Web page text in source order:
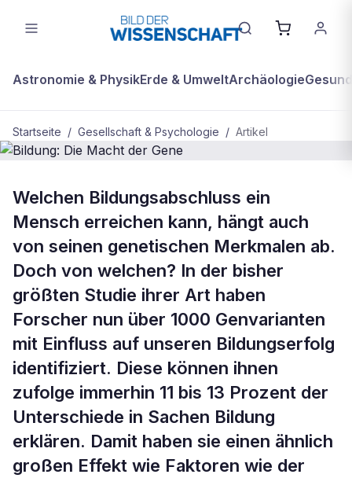
Astronomie & PhysikErde & UmweltArchäologie
Startseite / Gesellschaft & Psychologie / Artikel
Bildung: Die Macht der Gene
Welchen Bildungsabschluss ein
Mensch erreichen kann, hängt auch
von seinen genetischen Merkmalen ab.
Doch von welchen? In der bisher
größten Studie ihrer Art haben
Forscher nun über 1000 Genvarianten
mit Einfluss auf unseren Bildungserfolg
identifiziert. Diese können ihnen
zufolge immerhin 11 bis 13 Prozent der
Unterschiede in Sachen Bildung
erklären. Damit haben sie einen ähnlich
großen Effekt wie Faktoren wie der